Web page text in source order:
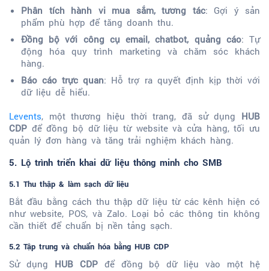
Phân tích hành vi mua sắm, tương tác: Gợi ý sản
phẩm phù hợp để tăng doanh thu.
Đồng bộ với công cụ email, chatbot, quảng cáo: Tự
động hóa quy trình marketing và chăm sóc khách
hàng.
Báo cáo trực quan: Hỗ trợ ra quyết định kịp thời với
dữ liệu dễ hiểu.
Levents, một thương hiệu thời trang, đã sử dụng HUB
CDP để đồng bộ dữ liệu từ website và cửa hàng, tối ưu
quản lý đơn hàng và tăng trải nghiệm khách hàng.
5. Lộ trình triển khai dữ liệu thông minh cho SMB
5.1 Thu thập & làm sạch dữ liệu
Bắt đầu bằng cách thu thập dữ liệu từ các kênh hiện có
như website, POS, và Zalo. Loại bỏ các thông tin không
cần thiết để chuẩn bị nền tảng sạch.
5.2 Tập trung và chuẩn hóa bằng HUB CDP
Sử dụng HUB CDPđể đồng bộ dữ liệu vào một hệ